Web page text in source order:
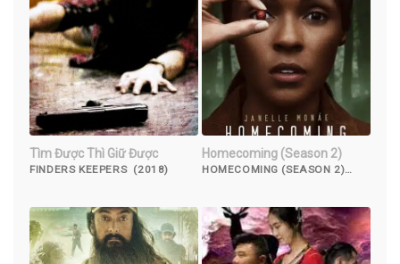
Tìm Được Thì Giữ Được
FINDERS KEEPERS (2018)
Homecoming (Season 2)
HOMECOMING (SEASON 2)